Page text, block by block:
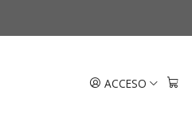
ACCESO
18k